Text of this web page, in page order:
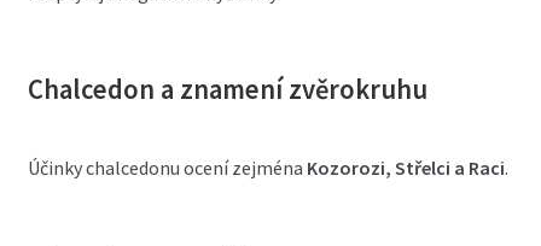
Chalcedon a znamení zvěrokruhu
Účinky chalcedonu ocení zejména Kozorozi, Střelci a Raci.